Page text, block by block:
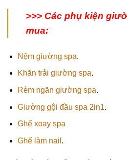
>>> Các phụ kiện
mua:
Nệm giường spa.
Khăn trải giường spa.
Rèm ngăn giường spa.
Giường gội đầu spa 2in1.
Ghế xoay spa
Ghế làm nail .